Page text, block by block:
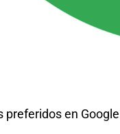
preferidos en Google